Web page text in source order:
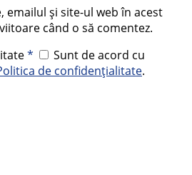
emailul și site-ul web în acest
când o să comentez.
*
Sunt de acord cu
de confidențialitate.